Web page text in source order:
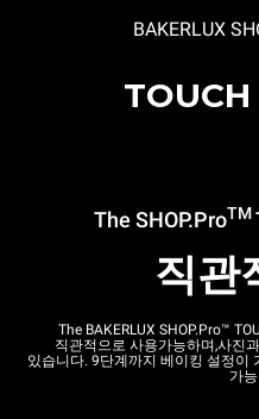
BAKERLUX
The SHOP.ProTM
직관
The BAKERLUX SHOP.Pro™
직관적으로 사용가능하며,사진
있습니다. 9단계까지 베이킹 설정이
가